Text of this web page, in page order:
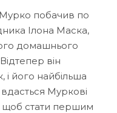
побачив по
Ілона Маска,
домашнього
він
його найбільша
Муркові
щоб стати першим